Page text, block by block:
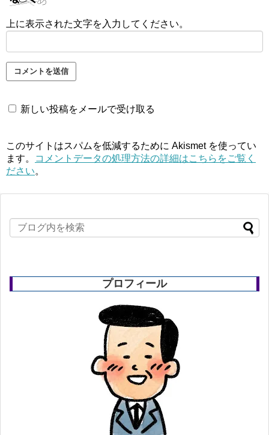
上に表示された文字を入力してください。
新しい投稿をメールで受け取る
このサイトはスパムを低減するために Akismet を使ってい
ます。
コメントデータの処理方法の詳細はこちらをご覧く
ださい。
プロフィール